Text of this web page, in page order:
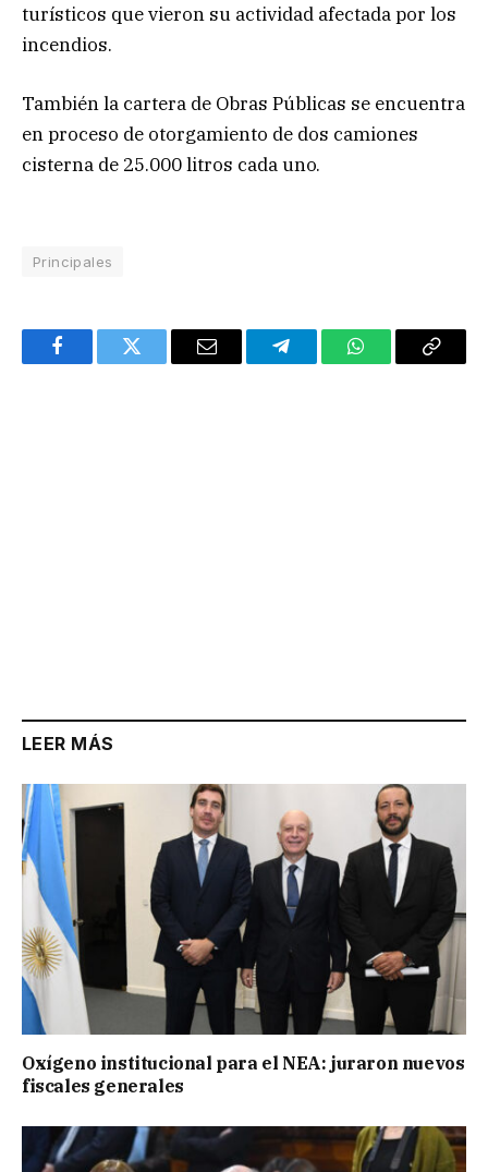
turísticos que vieron su actividad afectada por los
incendios.
También la cartera de Obras Públicas se encuentra
en proceso de otorgamiento de dos camiones
cisterna de 25.000 litros cada uno.
Principales
FacebookTwitter Email TelegramWhatsAppCopy
LEER MÁS
Oxígeno institucional para el NEA: juraron nuevos
fiscales generales